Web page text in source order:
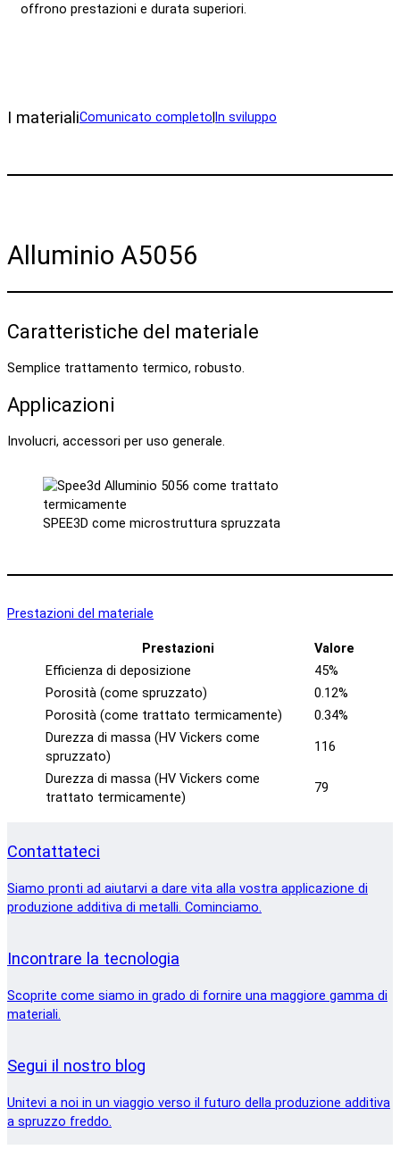
offrono prestazioni e durata superiori.
I materialiComunicato completo In sviluppo
Alluminio A5056
Caratteristiche del materiale
Semplice trattamento termico, robusto.
Applicazioni
Involucri, accessori per uso generale.
SPEE3D come microstruttura spruzzata
Prestazioni del materiale
Prestazioni
Valore
Efficienza di deposizione
45%
Porosità (come spruzzato)
0.12%
Porosità (come trattato termicamente)
0.34%
Durezza di massa (HV Vickers come
spruzzato)
116
Durezza di massa (HV Vickers come
trattato termicamente)
79
Contattateci
Siamo pronti ad aiutarvi a dare vita alla vostra applicazione di
produzione additiva di metalli. Cominciamo.
Incontrare la tecnologia
Scoprite come siamo in grado di fornire una maggiore gamma di
materiali.
Segui il nostro blog
Unitevi a noi in un viaggio verso il futuro della produzione additiva
a spruzzo freddo.